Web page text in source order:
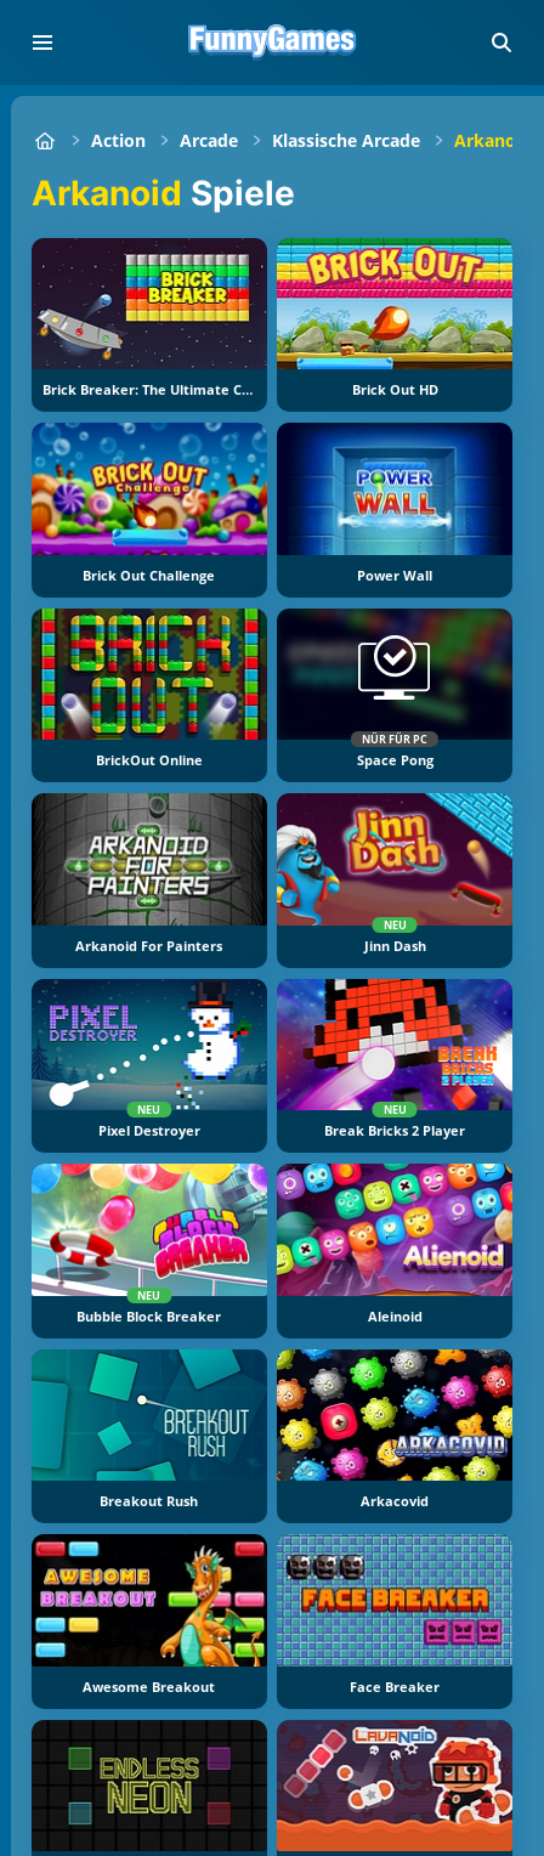
Action Arcade Klassische Arcade Arkanoid
Arkanoid Spiele
Brick Breaker: The Ultimate Challenge Brick Out HD
Brick Out Challenge Power Wall
BrickOut Online
NÜR FÜR PC
Space Pong
Arkanoid For Painters
NEU
Jinn Dash
NEU
Pixel Destroyer
NEU
Break Bricks 2 Player
NEU
Bubble Block Breaker Aleinoid
Breakout Rush Arkacovid
Awesome Breakout Face Breaker